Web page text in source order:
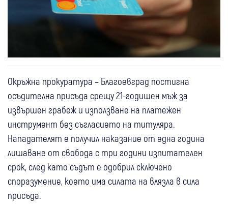
Окръжна прокуратура – Благоевград постигна
осъдителна присъда срещу 21-годишен мъж за
извършен грабеж и използване на платежен
инструмент без съгласието на титуляра.
Нападателят е получил наказание от една година
лишаване от свобода с три години изпитателен
срок, след като съдът е одобрил сключено
споразумение, което има силата на влязла в сила
присъда.